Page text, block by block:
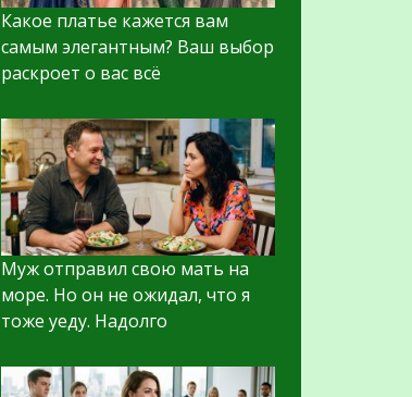
Какое платье кажется вам
самым элегантным? Ваш выбор
раскроет о вас всё
Муж отправил свою мать на
море. Но он не ожидал, что я
тоже уеду. Надолго